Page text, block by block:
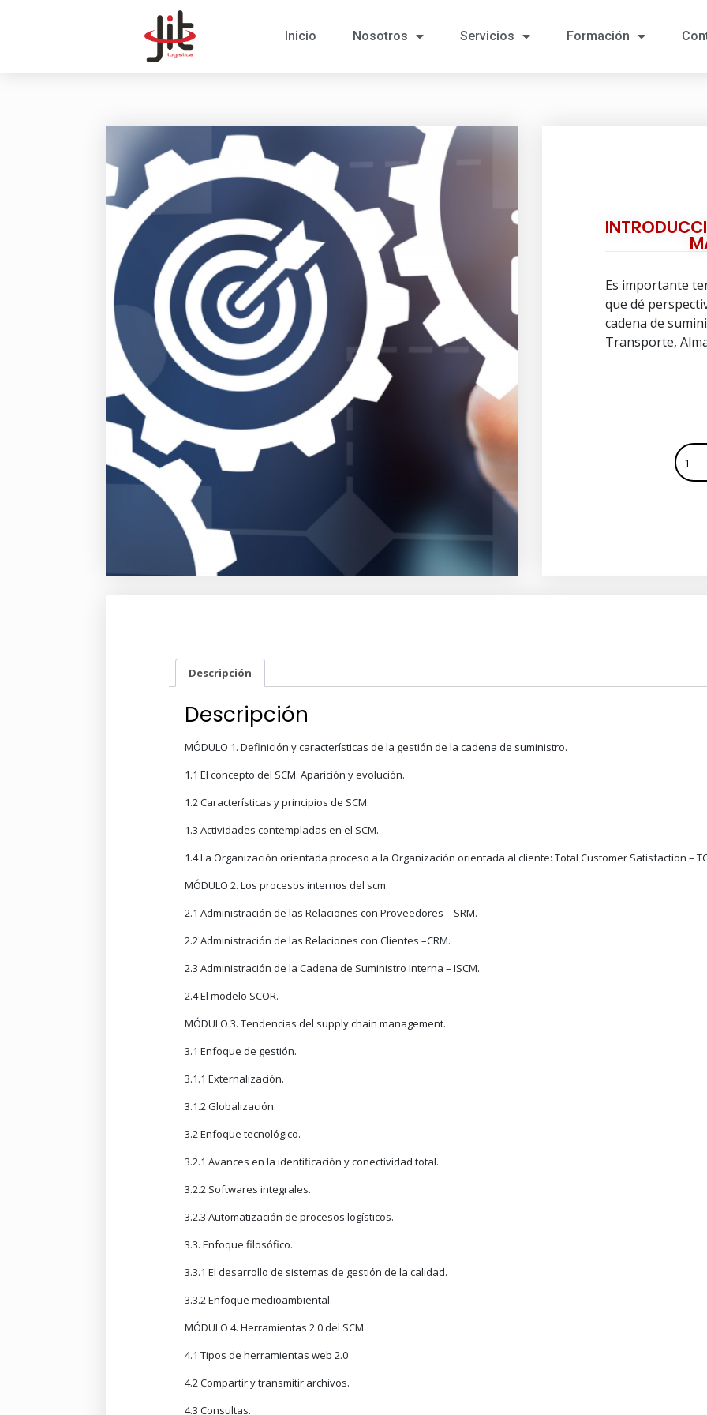
Inicio Nosotros Servicios Formación
Es importante
que dé
cadena de
Transporte,
Descripción
Descripción
MÓDULO 1. Definición y características de la gestión de la cadena de suministro.
1.1 El concepto del SCM. Aparición y evolución.
1.2 Características y principios de SCM.
1.3 Actividades contempladas en el SCM.
1.4 La Organización orientada proceso a la Organización orientada al cliente: Total Customer Satisfaction –
MÓDULO 2. Los procesos internos del scm.
2.1 Administración de las Relaciones con Proveedores – SRM.
2.2 Administración de las Relaciones con Clientes –CRM.
2.3 Administración de la Cadena de Suministro Interna – ISCM.
2.4 El modelo SCOR.
MÓDULO 3. Tendencias del supply chain management.
3.1 Enfoque de gestión.
3.1.1 Externalización.
3.1.2 Globalización.
3.2 Enfoque tecnológico.
3.2.1 Avances en la identificación y conectividad total.
3.2.2 Softwares integrales.
3.2.3 Automatización de procesos logísticos.
3.3. Enfoque filosófico.
3.3.1 El desarrollo de sistemas de gestión de la calidad.
3.3.2 Enfoque medioambiental.
MÓDULO 4. Herramientas 2.0 del SCM
4.1 Tipos de herramientas web 2.0
4.2 Compartir y transmitir archivos.
4.3 Consultas.